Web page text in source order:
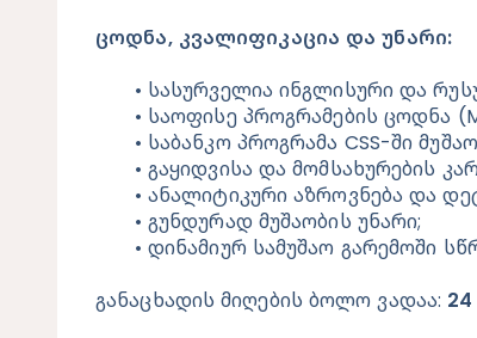
ცოდნა, კვალიფიკაცია და უნარი:
სასურველია ინგლისური და
საოფისე პროგრამების ცოდნა
საბანკო პროგრამა CSS-ში
გაყიდვისა და მომსახურების
ანალიტიკური აზროვნება და
გუნდურად მუშაობის უნარი;
დინამიურ სამუშაო გარემოში
განაცხადის მიღების ბოლო ვადაა: